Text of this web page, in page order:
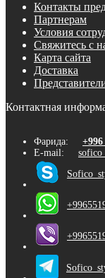
Контакты
Партнерам
Условия
Свяжитесь с
Карта сайта
Доставка
Контактная
Фарида: +996
E-mail: